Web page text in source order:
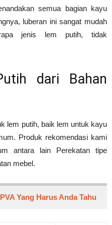
semua bagian kayu
luberan ini sangat mudah
jenis lem putih, tidak
dari Bahan
lem putih, baik lem untuk kayu
Produk rekomendasi kami
antara lain Perekatan tipe
mebel.
Yang Harus Anda Tahu